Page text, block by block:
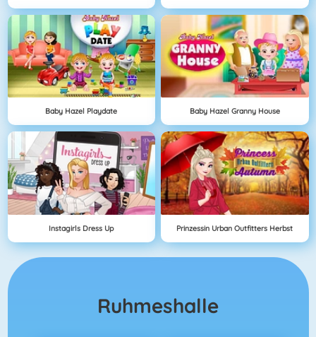
Baby Hazel Playdate Baby Hazel Granny House
Instagirls Dress Up Prinzessin Urban Outfitters Herbst
Ruhmeshalle